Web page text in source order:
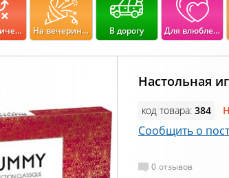
Стратегические На вечеринку В дорогу Для влюбленных
Настольная
код товара: 384
Сообщить о
0 отзывов